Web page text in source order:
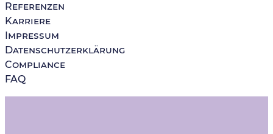
Referenzen
Karriere
Impressum
Datenschutzerklärung
Compliance
FAQ